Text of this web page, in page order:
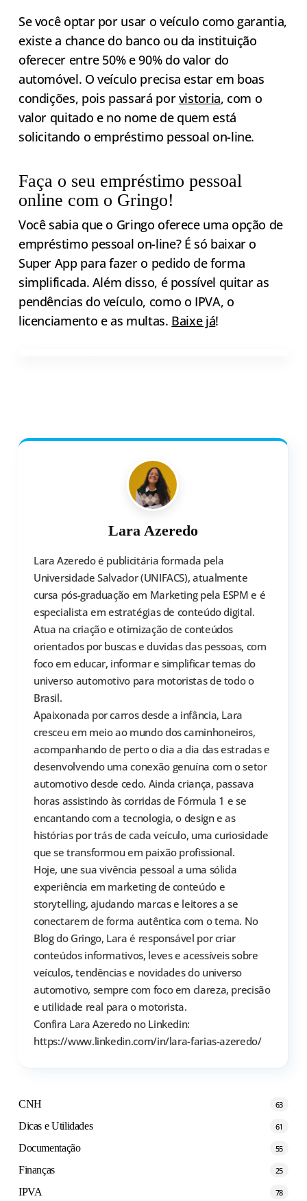
Se você optar por usar o veículo como garantia,
existe a chance do banco ou da instituição
oferecer entre 50% e 90% do valor do
automóvel. O veículo precisa estar em boas
condições, pois passará porvistoria, com o
valor quitado e no nome de quem está
solicitando o empréstimo pessoal on-line.
Faça o seu empréstimo pessoal
online com o Gringo!
Você sabia que o Gringo oferece uma opção de
empréstimo pessoal on-line? É só baixar o
Super App para fazer o pedido de forma
simplificada. Além disso, é possível quitar as
pendências do veículo, como o IPVA, o
licenciamento e as multas. Baixe já!
Lara Azeredo
Lara Azeredo é publicitária formada pela
Universidade Salvador (UNIFACS), atualmente
cursa pós-graduação em Marketing pela ESPM e é
especialista em estratégias de conteúdo digital.
Atua na criação e otimização de conteúdos
orientados por buscas e duvidas das pessoas, com
foco em educar, informar e simplificar temas do
universo automotivo para motoristas de todo o
Brasil.
Apaixonada por carros desde a infância, Lara
cresceu em meio ao mundo dos caminhoneiros,
acompanhando de perto o dia a dia das estradas e
desenvolvendo uma conexão genuína com o setor
automotivo desde cedo. Ainda criança, passava
horas assistindo às corridas de Fórmula 1 e se
encantando com a tecnologia, o design e as
histórias por trás de cada veículo, uma curiosidade
que se transformou em paixão profissional.
Hoje, une sua vivência pessoal a uma sólida
experiência em marketing de conteúdo e
storytelling, ajudando marcas e leitores a se
conectarem de forma autêntica com o tema. No
Blog do Gringo, Lara é responsável por criar
conteúdos informativos, leves e acessíveis sobre
veículos, tendências e novidades do universo
automotivo, sempre com foco em clareza, precisão
e utilidade real para o motorista.
Confira Lara Azeredo no Linkedin:
https://www.linkedin.com/in/lara-farias-azeredo/
CNH 63
Dicas e Utilidades 61
Documentação 55
Finanças 25
IPVA 78